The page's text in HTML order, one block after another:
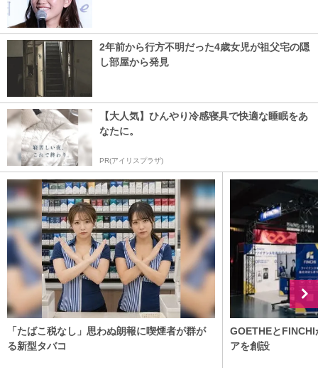
2年前から行方不明だった4歳女児が祖父宅の隠
し部屋から発見
【大人気】ひんやり冷感寝具で快適な睡眠をあ
なたに。
PR(アイリスプラザ)
「たばこ税なし」思わぬ朗報に喫煙者が群が
る新型タバコ
GOETHEと
アを創設